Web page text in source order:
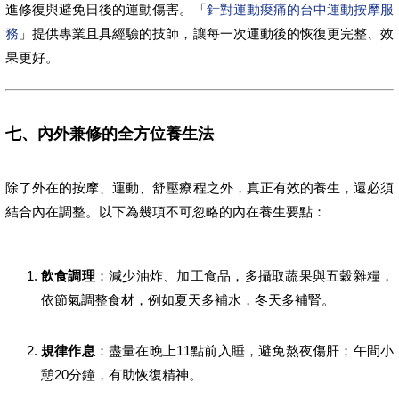
進修復與避免日後的運動傷害。「針對運動痠痛的台中運動按摩服
務 」提供專業且具經驗的技師，讓每一次運動後的恢復更完整、效
果更好。
七、內外兼修的全方位養生法
除了外在的按摩、運動、舒壓療程之外，真正有效的養生，還必須
結合內在調整。以下為幾項不可忽略的內在養生要點：
飲食調理：減少油炸、加工食品，多攝取蔬果與五穀雜糧，
依節氣調整食材，例如夏天多補水，冬天多補腎。
規律作息 ：盡量在晚上11點前入睡，避免熬夜傷肝；午間小
憩20分鐘，有助恢復精神。